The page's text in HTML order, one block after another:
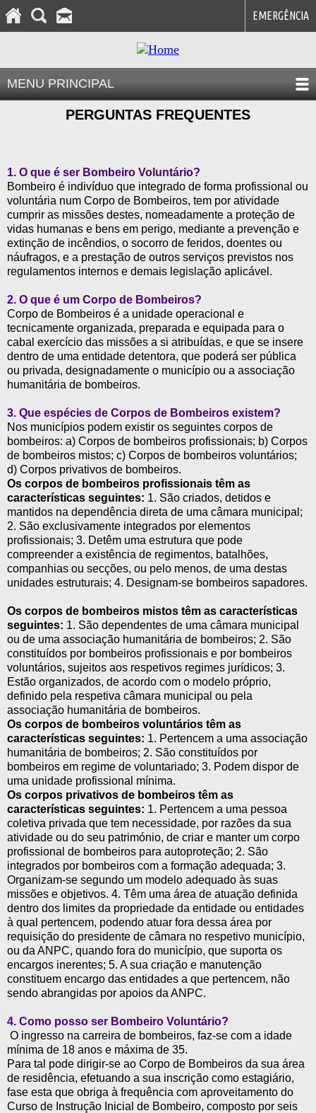
EMERGÊNCIA
MENU PRINCIPAL
PERGUNTAS FREQUENTES
1. O que é ser Bombeiro Voluntário?
Bombeiro é indivíduo que integrado de forma profissional ou
voluntária num Corpo de Bombeiros, tem por atividade
cumprir as missões destes, nomeadamente a proteção de
vidas humanas e bens em perigo, mediante a prevenção e
extinção de incêndios, o socorro de feridos, doentes ou
náufragos, e a prestação de outros serviços previstos nos
regulamentos internos e demais legislação aplicável.
2. O que é um Corpo de Bombeiros?
Corpo de Bombeiros é a unidade operacional e
tecnicamente organizada, preparada e equipada para o
cabal exercício das missões a si atribuídas, e que se insere
dentro de uma entidade detentora, que poderá ser pública
ou privada, designadamente o município ou a associação
humanitária de bombeiros.
3. Que espécies de Corpos de Bombeiros existem?
Nos municípios podem existir os seguintes corpos de
bombeiros: a) Corpos de bombeiros profissionais; b) Corpos
de bombeiros mistos; c) Corpos de bombeiros voluntários;
d) Corpos privativos de bombeiros.
Os corpos de bombeiros profissionais têm as
características seguintes: 1. São criados, detidos e
mantidos na dependência direta de uma câmara municipal;
2. São exclusivamente integrados por elementos
profissionais; 3. Detêm uma estrutura que pode
compreender a existência de regimentos, batalhões,
companhias ou secções, ou pelo menos, de uma destas
unidades estruturais; 4. Designam-se bombeiros sapadores.
Os corpos de bombeiros mistos têm as características
seguintes: 1. São dependentes de uma câmara municipal
ou de uma associação humanitária de bombeiros; 2. São
constituídos por bombeiros profissionais e por bombeiros
voluntários, sujeitos aos respetivos regimes jurídicos; 3.
Estão organizados, de acordo com o modelo próprio,
definido pela respetiva câmara municipal ou pela
associação humanitária de bombeiros.
Os corpos de bombeiros voluntários têm as
características seguintes: 1. Pertencem a uma associação
humanitária de bombeiros; 2. São constituídos por
bombeiros em regime de voluntariado; 3. Podem dispor de
uma unidade profissional mínima.
Os corpos privativos de bombeiros têm as
características seguintes: 1. Pertencem a uma pessoa
coletiva privada que tem necessidade, por razões da sua
atividade ou do seu património, de criar e manter um corpo
profissional de bombeiros para autoproteção; 2. São
integrados por bombeiros com a formação adequada; 3.
Organizam-se segundo um modelo adequado às suas
missões e objetivos. 4. Têm uma área de atuação definida
dentro dos limites da propriedade da entidade ou entidades
à qual pertencem, podendo atuar fora dessa área por
requisição do presidente de câmara no respetivo município,
ou da ANPC, quando fora do município, que suporta os
encargos inerentes; 5. A sua criação e manutenção
constituem encargo das entidades a que pertencem, não
sendo abrangidas por apoios da ANPC.
4. Como posso ser Bombeiro Voluntário?
O ingresso na carreira de bombeiros, faz-se com a idade
mínima de 18 anos e máxima de 35.
Para tal pode dirigir-se ao Corpo de Bombeiros da sua área
de residência, efetuando a sua inscrição como estagiário,
fase esta que obriga à frequência com aproveitamento do
Curso de Instrução Inicial de Bombeiro, composto por seis